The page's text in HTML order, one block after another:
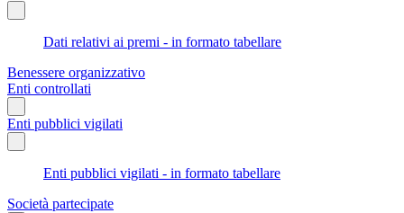
Dati relativi ai premi - in formato tabellare
Benessere organizzativo
Enti controllati
Enti pubblici vigilati
Enti pubblici vigilati - in formato tabellare
Società partecipate